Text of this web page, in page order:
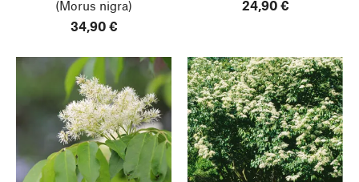
(Morus nigra)
34,90 €
24,90 €